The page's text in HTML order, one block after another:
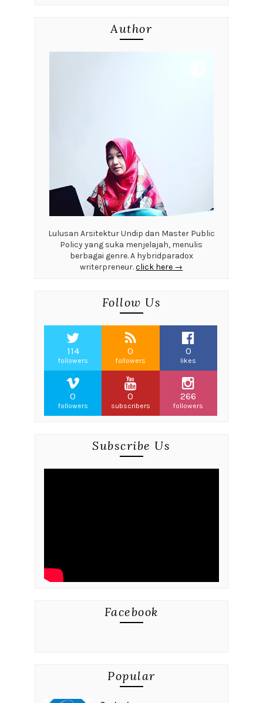
Author
Lulusan Arsitektur Undip dan Master Public
Policy yang suka menjelajah, menulis
berbagai genre. A hybridparadox
writerpreneur.click here →
Follow Us
114
followers
0
followers
0
likes
0
followers
0
subscribers
266
followers
Subscribe Us
Facebook
Popular